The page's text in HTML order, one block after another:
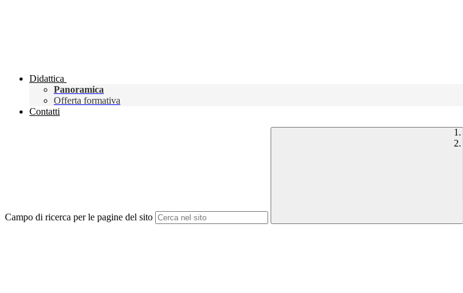
Didattica
Panoramica
Offerta formativa
Contatti
Campo di ricerca per le pagine del sito